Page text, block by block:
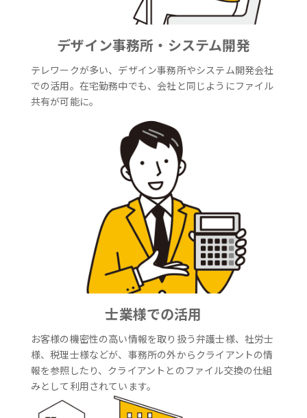
デザイン事務所・システム開発
テレワークが多い、デザイン事務所やシステム開発会社
での活用。在宅勤務中でも、会社と同じようにファイル
共有が可能に。
士業様での活用
お客様の機密性の高い情報を取り扱う弁護士様、社労士
様、税理士様などが、事務所の外からクライアントの情
報を参照したり、クライアントとのファイル交換の仕組
みとして利用されています。